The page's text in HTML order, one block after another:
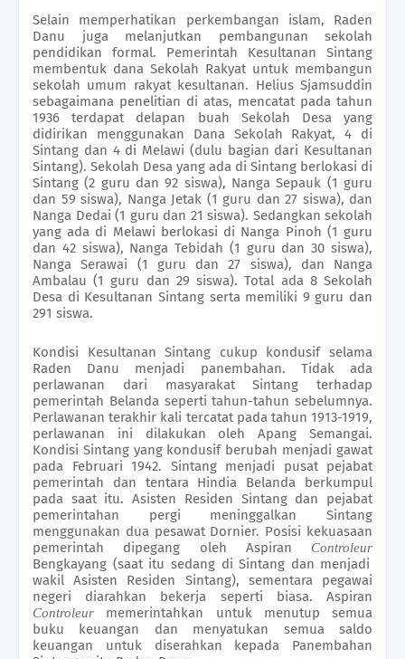
Selain memperhatikan perkembangan islam, Raden
Danu juga melanjutkan pembangunan sekolah
pendidikan formal. Pemerintah Kesultanan Sintang
membentuk dana Sekolah Rakyat untuk membangun
sekolah umum rakyat kesultanan. Helius Sjamsuddin
sebagaimana penelitian di atas, mencatat pada tahun
1936 terdapat delapan buah Sekolah Desa yang
didirikan menggunakan Dana Sekolah Rakyat, 4 di
Sintang dan 4 di Melawi (dulu bagian dari Kesultanan
Sintang). Sekolah Desa yang ada di Sintang berlokasi di
Sintang (2 guru dan 92 siswa), Nanga Sepauk (1 guru
dan 59 siswa), Nanga Jetak (1 guru dan 27 siswa), dan
Nanga Dedai (1 guru dan 21 siswa). Sedangkan sekolah
yang ada di Melawi berlokasi di Nanga Pinoh (1 guru
dan 42 siswa), Nanga Tebidah (1 guru dan 30 siswa),
Nanga Serawai (1 guru dan 27 siswa), dan Nanga
Ambalau (1 guru dan 29 siswa). Total ada 8 Sekolah
Desa di Kesultanan Sintang serta memiliki 9 guru dan
291 siswa.
Kondisi Kesultanan Sintang cukup kondusif selama
Raden Danu menjadi panembahan. Tidak ada
perlawanan dari masyarakat Sintang terhadap
pemerintah Belanda seperti tahun-tahun sebelumnya.
Perlawanan terakhir kali tercatat pada tahun 1913-1919,
perlawanan ini dilakukan oleh Apang Semangai.
Kondisi Sintang yang kondusif berubah menjadi gawat
pada Februari 1942. Sintang menjadi pusat pejabat
pemerintah dan tentara Hindia Belanda berkumpul
pada saat itu. Asisten Residen Sintang dan pejabat
pemerintahan pergi meninggalkan Sintang
menggunakan dua pesawat Dornier. Posisi kekuasaan
pemerintah dipegang oleh Aspiran
Controleur
Bengkayang (saat itu sedang di Sintang dan menjadi
wakil Asisten Residen Sintang), sementara pegawai
negeri diarahkan bekerja seperti biasa. Aspiran
Controleur memerintahkan untuk menutup semua
buku keuangan dan menyatukan semua saldo
keuangan untuk diserahkan kepada Panembahan